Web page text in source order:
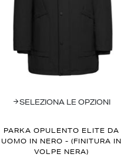
SELEZIONA LE OPZIONI
PARKA OPULENTO ELITE DA
UOMO IN NERO - (FINITURA IN
VOLPE NERA)